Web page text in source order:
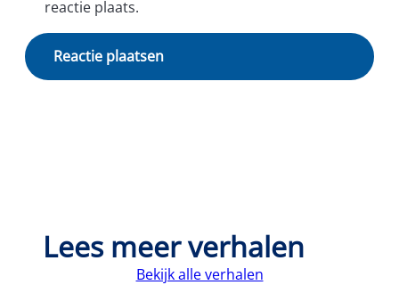
reactie plaats.
Lees meer verhalen
Bekijk alle verhalen